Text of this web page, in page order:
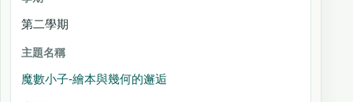
第二學期
魔數小子-繪本與幾何的邂逅